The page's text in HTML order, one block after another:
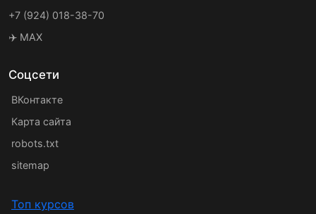
+7 (924) 018-38-70
✈️ MAX
Соцсети
ВКонтакте
Карта сайта
robots.txt
sitemap
Топ курсов